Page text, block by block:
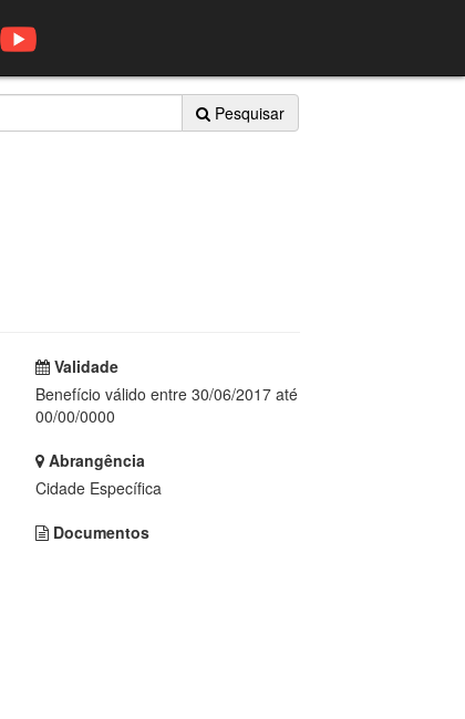
Pesquisar
Validade
Benefício válido entre 30/06/2017 até
00/00/0000
Abrangência
Cidade Específica
Documentos